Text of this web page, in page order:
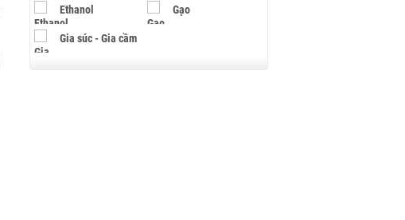
Ethanol Gạo
Gia súc - Gia cầm